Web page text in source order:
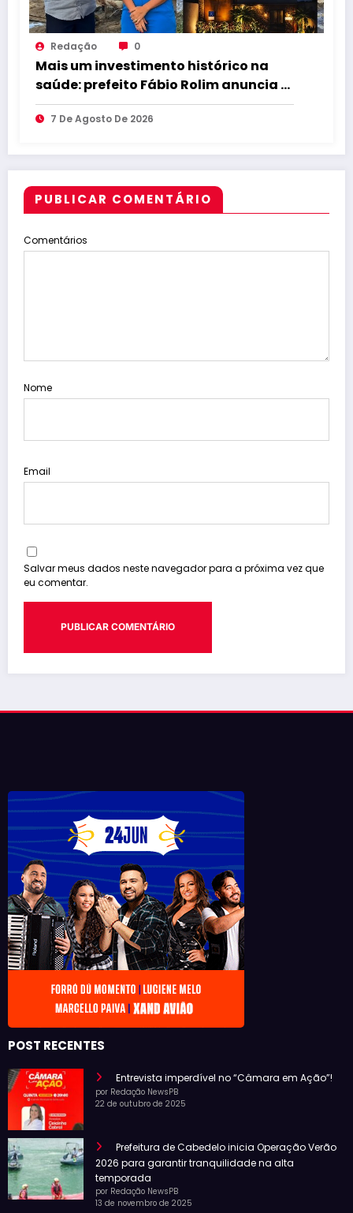
Redação 0
Mais um investimento histórico na
saúde: prefeito Fábio Rolim anuncia a
construção de um Centro
Especializado de Saúde Bucal que
odontológico em Caldas Brandão-PB
7 De Agosto De 2026
PUBLICAR COMENTÁRIO
Comentários
Nome
Email
Salvar meus dados neste navegador para a próxima vez que
eu comentar.
POST RECENTES
Entrevista imperdível no “Câmara em Ação”!
por Redação NewsPB
22 de outubro de 2025
Prefeitura de Cabedelo inicia Operação Verão
2026 para garantir tranquilidade na alta
temporada
por Redação NewsPB
13 de novembro de 2025